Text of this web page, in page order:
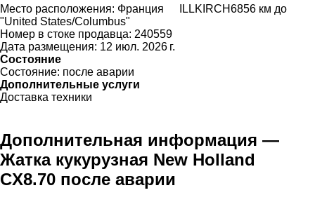
Место расположения: Франция ILLKIRCH6856 км до
"United States/Columbus"
Номер в стоке продавца: 240559
Дата размещения: 12 июл. 2026 г.
Состояние
Состояние: после аварии
Дополнительные услуги
Доставка техники
Дополнительная информация —
Жатка кукурузная New Holland
CX8.70 после аварии